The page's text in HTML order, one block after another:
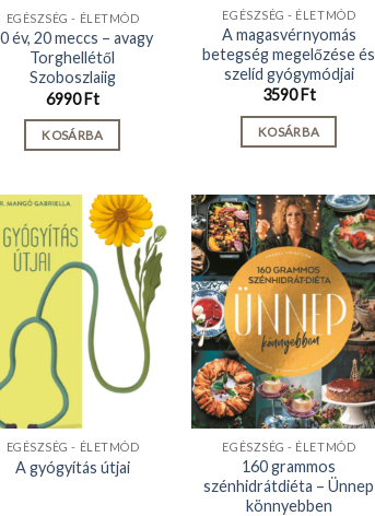
EGÉSZSÉG - ÉLETMÓD
év, 20 meccs – avagy
Torghellétől
Szoboszlaiig
6990Ft
KOSÁRBA
EGÉSZSÉG - ÉLETMÓD
A magasvérnyomás
betegség megelőzése és
szelíd gyógymódjai
3590Ft
KOSÁRBA
EGÉSZSÉG - ÉLETMÓD
A gyógyítás útjai
EGÉSZSÉG - ÉLETMÓD
160 grammos
szénhidrátdiéta – Ünnep
könnyebben